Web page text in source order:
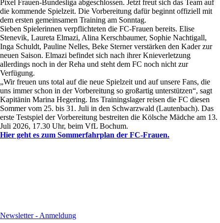
Pixel Frauen-Bundesliga abgeschlossen. Jetzt freut sich das Team auf
die kommende Spielzeit. Die Vorbereitung dafür beginnt offiziell mit
dem ersten gemeinsamen Training am Sonntag.
Sieben Spielerinnen verpflichteten die FC-Frauen bereits. Elise
Stenevik, Laureta Elmazi, Alina Kerschbaumer, Sophie Nachtigall,
Inga Schuldt, Pauline Nelles, Beke Sterner verstärken den Kader zur
neuen Saison. Elmazi befindet sich nach ihrer Knieverletzung
allerdings noch in der Reha und steht dem FC noch nicht zur
Verfügung.
„Wir freuen uns total auf die neue Spielzeit und auf unsere Fans, die
uns immer schon in der Vorbereitung so großartig unterstützen“, sagt
Kapitänin Marina Hegering. Ins Trainingslager reisen die FC diesen
Sommer vom 25. bis 31. Juli in den Schwarzwald (Lautenbach). Das
erste Testspiel der Vorbereitung bestreiten die Kölsche Mädche am 13.
Juli 2026, 17.30 Uhr, beim VfL Bochum.
Hier geht es zum Sommerfahrplan der FC-Frauen.
Newsletter - Anmeldung